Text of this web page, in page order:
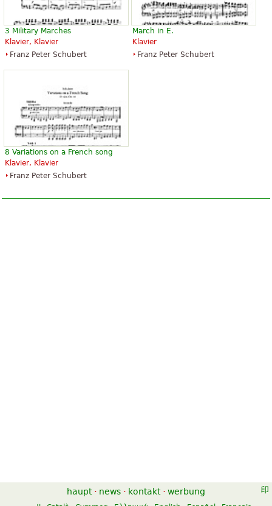
3 Military Marches
Klavier, Klavier
Franz Peter Schubert
March in E.
Klavier
Franz Peter Schubert
8 Variations on a French song
Klavier, Klavier
Franz Peter Schubert
haupt · news · kontakt · werbung